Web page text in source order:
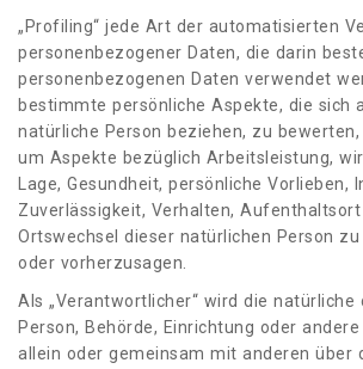
„Profiling“ jede Art der automatisierten
personenbezogener Daten, die darin
personenbezogenen Daten verwendet
bestimmte persönliche Aspekte, die sich
natürliche Person beziehen, zu bewerten,
um Aspekte bezüglich Arbeitsleistung,
Lage, Gesundheit, persönliche Vorlieben,
Zuverlässigkeit, Verhalten,
Ortswechsel dieser natürlichen Person
oder vorherzusagen.
Als „Verantwortlicher“ wird die natürliche
Person, Behörde, Einrichtung oder
allein oder gemeinsam mit anderen über